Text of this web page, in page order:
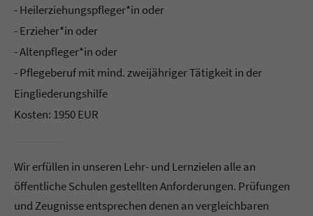
- Heilerziehungspfleger*in oder
- Erzieher*in oder
- Altenpfleger*in oder
- Pflegeberuf mit mind. zweijähriger Tätigkeit in der
Eingliederungshilfe
Kosten: 1950 EUR
Wir erfüllen in unseren Lehr- und Lernzielen alle an
öffentliche Schulen gestellten Anforderungen. Prüfungen
und Zeugnisse entsprechen denen an vergleichbaren